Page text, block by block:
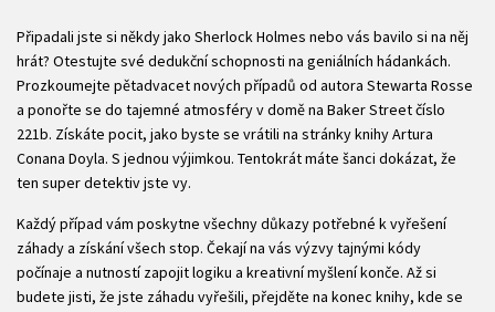
Připadali jste si někdy jako Sherlock Holmes nebo vás bavilo si na něj
hrát? Otestujte své dedukční schopnosti na geniálních hádankách.
Prozkoumejte pětadvacet nových případů od autora Stewarta Rosse
a ponořte se do tajemné atmosféry v domě na Baker Street číslo
221b. Získáte pocit, jako byste se vrátili na stránky knihy Artura
Conana Doyla. S jednou výjimkou. Tentokrát máte šanci dokázat, že
ten super detektiv jste vy.
Každý případ vám poskytne všechny důkazy potřebné k vyřešení
záhady a získání všech stop. Čekají na vás výzvy tajnými kódy
počínaje a nutností zapojit logiku a kreativní myšlení konče. Až si
budete jisti, že jste záhadu vyřešili, přejděte na konec knihy, kde se